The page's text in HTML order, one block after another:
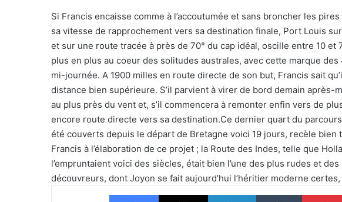
Si Francis encaisse comme à l’accoutumée et sans broncher les
sa vitesse de rapprochement vers sa destination finale, Port Louis
et sur une route tracée à près de 70° du cap idéal, oscille entre 10 et
plus en plus au coeur des solitudes australes, avec cette marque
mi-journée. A 1900 milles en route directe de son but, Francis sait
distance bien supérieure. S’il parvient à virer de bord demain après-
au plus près du vent et, s’il commencera à remonter enfin vers de
encore route directe vers sa destination.Ce dernier quart du
été couverts depuis le départ de Bretagne voici 19 jours, recèle
Francis à l’élaboration de ce projet ; la Route des Indes, telle que
l’empruntaient voici des siècles, était bien l’une des plus rudes et
découvreurs, dont Joyon se fait aujourd’hui l’héritier moderne
Facebook X Linkedin Tumblr